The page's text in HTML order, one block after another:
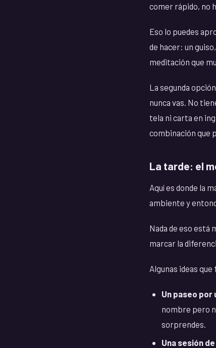
comer rápido, no
Eso lo puedes
de hacer: un
meditación que
La segunda
nunca vas. No
tela ni carta en
combinación que
La tarde: el
Aquí es donde la
ambiente y
Nada de eso está
marcar la
Algunas ideas
Un paseo
nombre pero
sorprendes.
Una sesión